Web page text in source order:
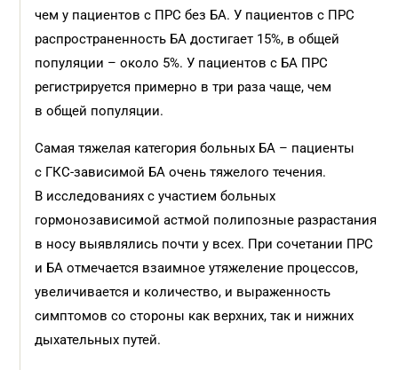
чем у пациентов с ПРС без БА. У пациентов с ПРС
распространенность БА достигает 15%, в общей
популяции – около 5%. У пациентов с БА ПРС
регистрируется примерно в три раза чаще, чем
в общей популяции.
Самая тяжелая категория больных БА – пациенты
с ГКС-зависимой БА очень тяжелого течения.
В исследованиях с участием больных
гормонозависимой астмой полипозные разрастания
в носу выявлялись почти у всех. При сочетании ПРС
и БА отмечается взаимное утяжеление процессов,
увеличивается и количество, и выраженность
симптомов со стороны как верхних, так и нижних
дыхательных путей.